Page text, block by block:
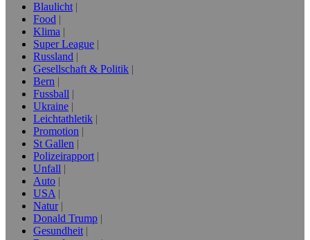
Blaulicht
Food
Klima
Super League
Russland
Gesellschaft & Politik
Bern
Fussball
Ukraine
Leichtathletik
Promotion
St Gallen
Polizeirapport
Unfall
Auto
USA
Natur
Donald Trump
Gesundheit